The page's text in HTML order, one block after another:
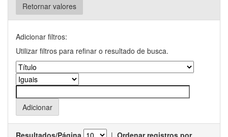
Retornar valores
Adicionar filtros:
Utilizar filtros para refinar o resultado de busca.
Resultados/Página | Ordenar registros por